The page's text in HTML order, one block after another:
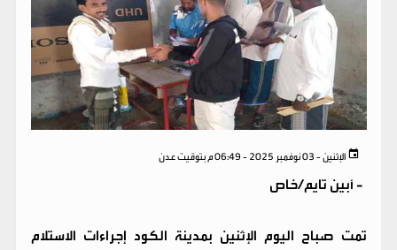
الإثنين - 03 نوفمبر 2025 - 06:49 م بتوقيت عدن
- أبين تايم/خاص
تمت صباح اليوم الإثنين بمدينة الكود إجراءات الاستلام